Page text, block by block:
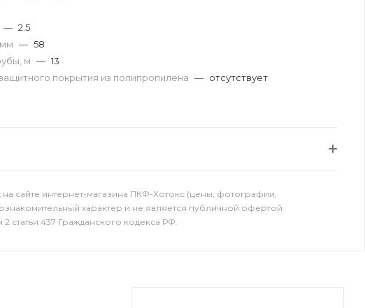
— 2.5
— 58
м — 13
покрытия из полипропилена — отсутствует
сайте интернет-магазина ПКФ-Хотокс (цены, фотографии,
характер и не является публичной офертой
статьи 437 Гражданского кодекса РФ.